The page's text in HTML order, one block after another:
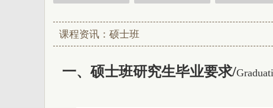
课程资讯：硕士班
一、硕士班研究生毕业要求/